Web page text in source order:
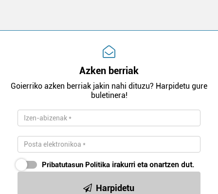
Azken berriak
Goierriko azken berriak jakin nahi dituzu? Harpidetu gure
buletinera!
Pribatutasun Politika irakurri eta onartzen dut.
Harpidetu